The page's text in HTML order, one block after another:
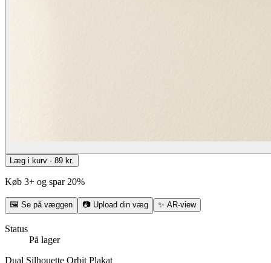
Læg i kurv · 89 kr.
Køb 3+ og spar 20%
🖼 Se på væggen 📷 Upload din væg ✨ AR-view
Status
På lager
Dual Silhouette Orbit Plakat